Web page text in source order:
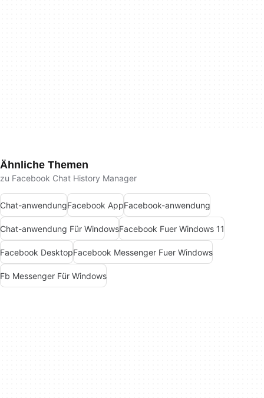
Ähnliche Themen
zu Facebook Chat History Manager
Chat-anwendungFacebook AppFacebook-anwendung
Chat-anwendung Für WindowsFacebook Fuer Windows 11
Facebook DesktopFacebook Messenger Fuer Windows
Fb Messenger Für Windows